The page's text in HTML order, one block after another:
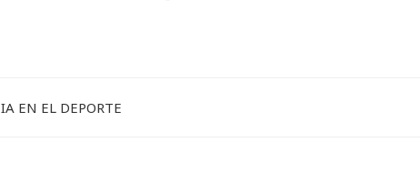
IA EN EL DEPORTE